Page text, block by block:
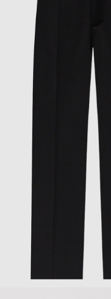
логотипа, контрастные
два